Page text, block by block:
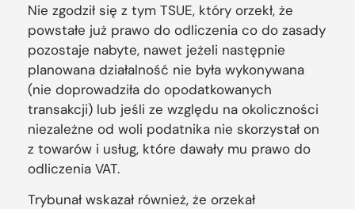
Nie zgodził się z tym TSUE, który orzekł, że
powstałe już prawo do odliczenia co do zasady
pozostaje nabyte, nawet jeżeli następnie
planowana działalność nie była wykonywana
(nie doprowadziła do opodatkowanych
transakcji) lub jeśli ze względu na okoliczności
niezależne od woli podatnika nie skorzystał on
z towarów i usług, które dawały mu prawo do
odliczenia VAT.
Trybunał wskazał również, że orzekał